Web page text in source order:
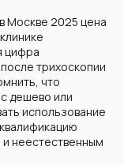
Москве 2025 цена
цифра
трихоскопии
что
дешево или
использование
и неестественным